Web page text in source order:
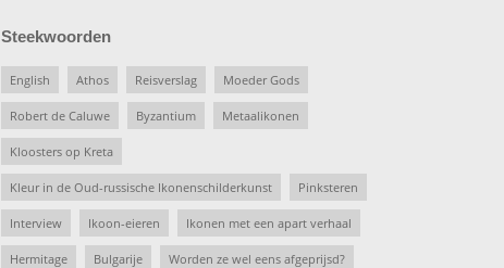
Steekwoorden
English Athos Reisverslag Moeder Gods
Robert de Caluwe Byzantium Metaalikonen
Kloosters op Kreta
Kleur in de Oud-russische Ikonenschilderkunst Pinksteren
Interview Ikoon-eieren Ikonen met een apart verhaal
Hermitage Bulgarije Worden ze wel eens afgeprijsd?